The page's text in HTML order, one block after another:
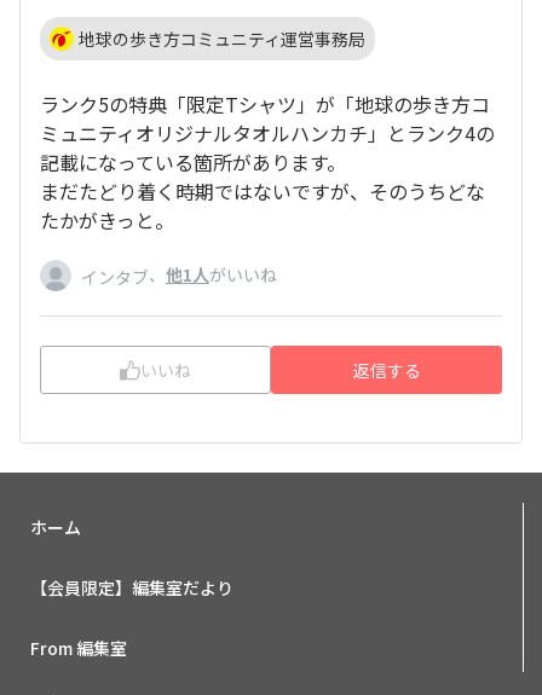
地球の歩き方コミュニティ運営事務局
​ランク5の特典「限定Tシャツ」が「地球の歩き方コ
ミュニティオリジナルタオルハンカチ」とランク4の
記載になっている箇所があります。
まだたどり着く時期ではないですが、そのうちどな
たかがきっと。
インタブ、 他1人がいいね
いいね 返信する
ホーム
【会員限定】編集室だより
From 編集室